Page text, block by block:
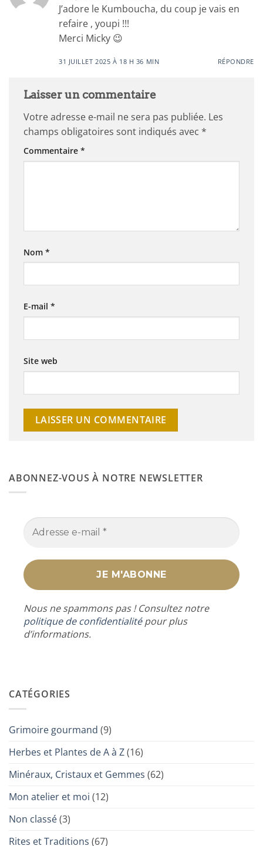
J’adore le Kumboucha, du coup je vais en
refaire , youpi !!!
Merci Micky 😉
31 JUILLET 2025 À 18 H 36 MIN RÉPONDRE
Laisser un commentaire
Votre adresse e-mail ne sera pas publiée. Les
champs obligatoires sont indiqués avec *
Commentaire *
Nom *
E-mail *
Site web
ABONNEZ-VOUS À NOTRE NEWSLETTER
Nous ne spammons pas ! Consultez notre
politique de confidentialitépour plus
d’informations.
CATÉGORIES
Grimoire gourmand (9)
Herbes et Plantes de A à Z(16)
Minéraux, Cristaux et Gemmes (62)
Mon atelier et moi (12)
Non classé(3)
Rites et Traditions (67)